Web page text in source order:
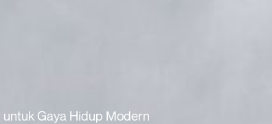
untuk Gaya Hidup Modern